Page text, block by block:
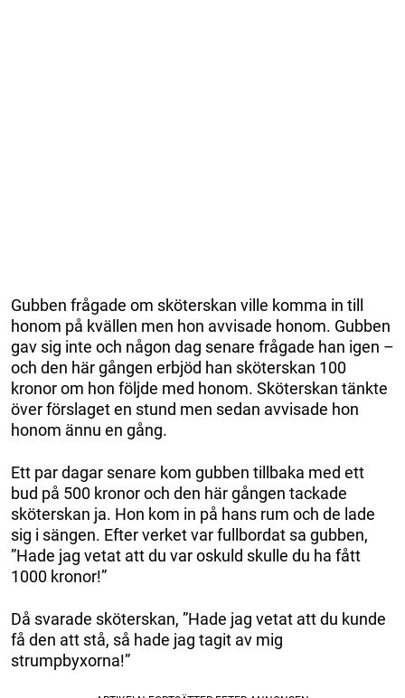
Gubben frågade om sköterskan ville komma in till
honom på kvällen men hon avvisade honom. Gubben
gav sig inte och någon dag senare frågade han igen –
och den här gången erbjöd han sköterskan 100
kronor om hon följde med honom. Sköterskan tänkte
över förslaget en stund men sedan avvisade hon
honom ännu en gång.
Ett par dagar senare kom gubben tillbaka med ett
bud på 500 kronor och den här gången tackade
sköterskan ja. Hon kom in på hans rum och de lade
sig i sängen. Efter verket var fullbordat sa gubben,
”Hade jag vetat att du var oskuld skulle du ha fått
1000 kronor!”
Då svarade sköterskan, ”Hade jag vetat att du kunde
få den att stå, så hade jag tagit av mig
strumpbyxorna!”